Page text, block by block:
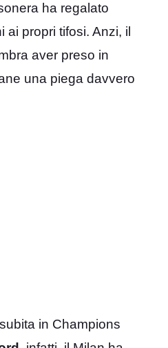
ha regalato
propri tifosi. Anzi, il
aver preso in
una piega davvero
in Champions